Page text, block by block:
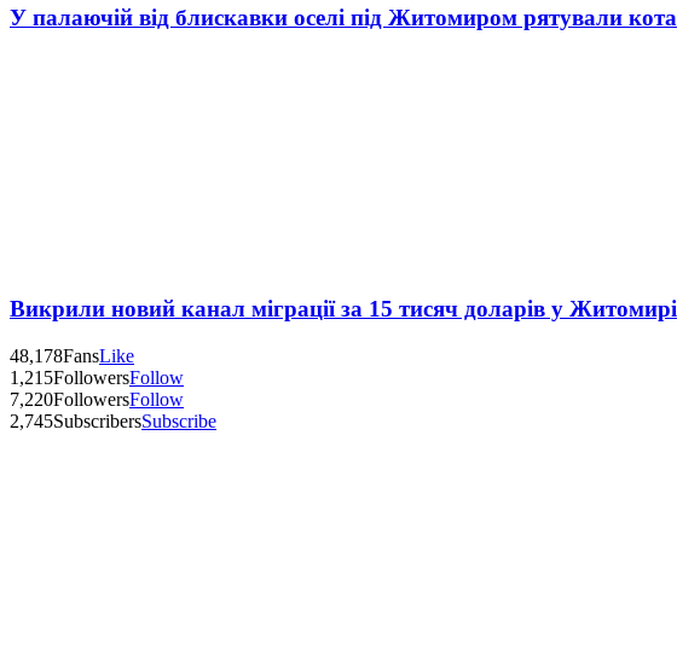
У палаючій від блискавки оселі під Житомиром рятували кота
Викрили новий канал міграції за 15 тисяч доларів у Житомирі
48,178FansLike
1,215FollowersFollow
7,220FollowersFollow
2,745SubscribersSubscribe